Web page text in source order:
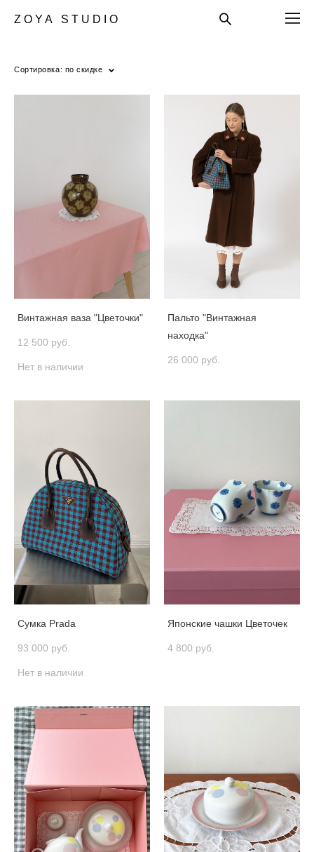
Z O Y A S T U D I O
Сортировка: по скидке
Винтажная ваза "Цветочки"
12 500 pуб.
Нет в наличии
Пальто "Винтажная
находка"
26 000 pуб.
Сумка Prada
93 000 pуб.
Нет в наличии
Японские чашки Цветочек
4 800 pуб.